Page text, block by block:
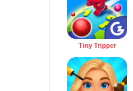
Tiny Tripper